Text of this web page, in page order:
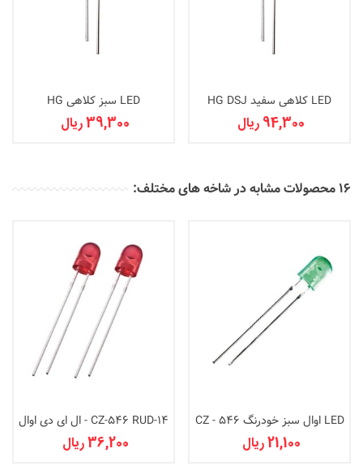
LED کلاهی سفید HG DSJ
94,300 ریال
LED سبز کلاهی HG
39,300 ریال
16 محصولات مشابه در شاخه های مختلف:
LED اوال سبز خودرنگ CZ - 546
GUD-2
21,100 ریال
CZ-546 RUD-14 - ال ای دی اوال
قرمز
36,200 ریال